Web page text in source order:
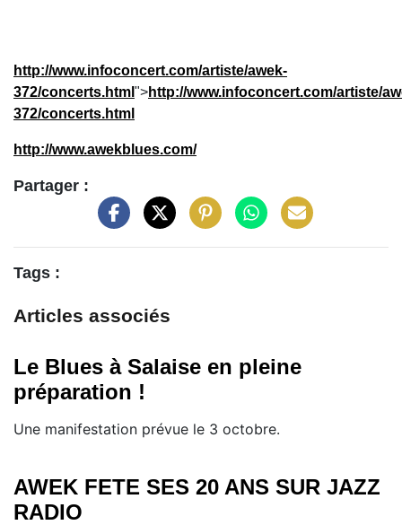
http://www.infoconcert.com/artiste/awek-
372/concerts.html ">http://www.infoconcert.com/artiste/
372/concerts.html
http://www.awekblues.com/
Partager :
Tags :
Articles associés
Le Blues à Salaise en pleine
préparation !
Une manifestation prévue le 3 octobre.
AWEK FETE SES 20 ANS SUR JAZZ
RADIO